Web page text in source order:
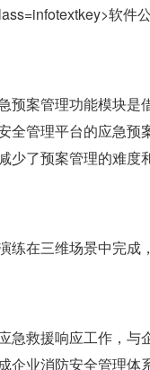
预案管理功能模块
全管理平台的应急
少了预案管理的难度
练在三维场景中完
急救援响应工作，
企业消防安全管理